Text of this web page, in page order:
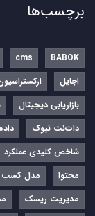
برچسب‌ها
BABOK
cms
اجایل
بازاریابی دیجیتال
دات‌نت نیوک
شاخص کلیدی عملکرد
محتوا
مدل کسب
مدیریت ریسک